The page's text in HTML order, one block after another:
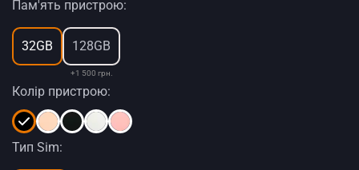
Пам'ять пристрою:
32GB 128GB
+1 500 грн.
Колір пристрою:
Тип Sim: